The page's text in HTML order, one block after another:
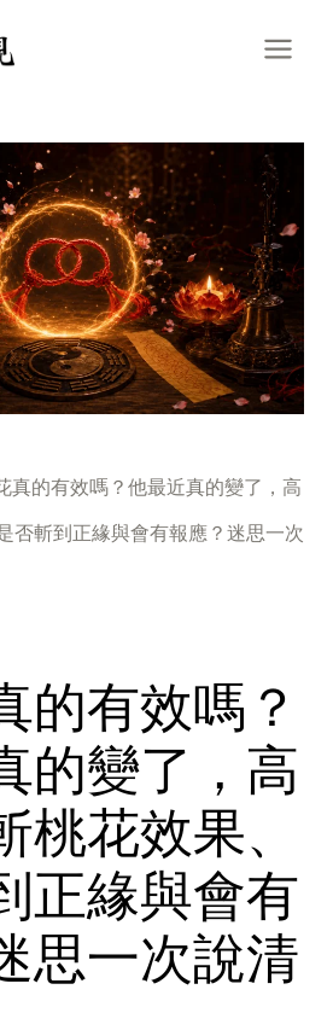
真的有效嗎？他最近真的變了，高
否斬到正緣與會有報應？迷思一次
的有效嗎？
的變了，高
桃花效果、
正緣與會有
思一次說清